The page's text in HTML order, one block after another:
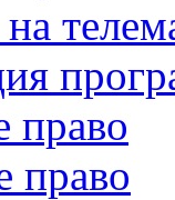
право
право